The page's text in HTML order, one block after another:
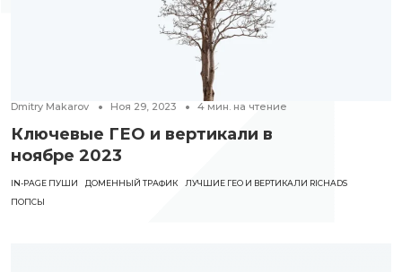
Dmitry Makarov Ноя 29, 2023 4 мин. на чтение
Ключевые ГЕО и вертикали в
ноябре 2023
IN-PAGE ПУШИ ДОМЕННЫЙ ТРАФИК
ЛУЧШИЕ ГЕО И ВЕРТИКАЛИ RICHADS
ПОПСЫ